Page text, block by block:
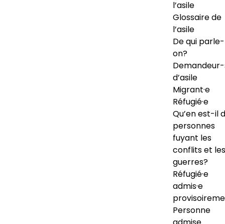
l’asile
Glossaire de
l’asile
De qui
on?
d’asile
Migrant·e
Réfugié·e
Qu’en est-il
personnes
fuyant les
conflits et les
guerres?
Réfugié·e
admis·e
Personne